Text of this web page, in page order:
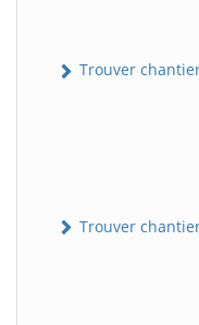
Trouver
Trouver